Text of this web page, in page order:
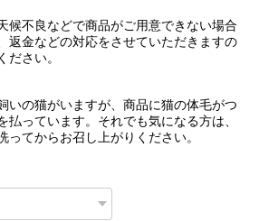
候不良などで商品がご用意できない場合
返金などの対応をさせていただきますの
ださい。
いの猫がいますが、商品に猫の体毛がつ
払っています。それでも気になる方は、
ってからお召し上がりください。